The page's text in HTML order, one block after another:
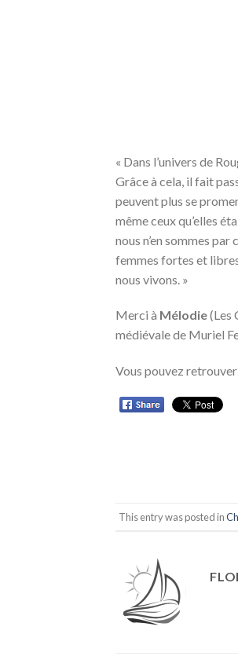
« Dans l’univers de
Grâce à cela, il fait
peuvent plus se
même ceux qu’elles
nous n’en sommes
femmes fortes et
nous vivons. »
Merci à Mélodie(Les
médiévale de Muriel
Vous pouvez retrouver
This entry was posted in